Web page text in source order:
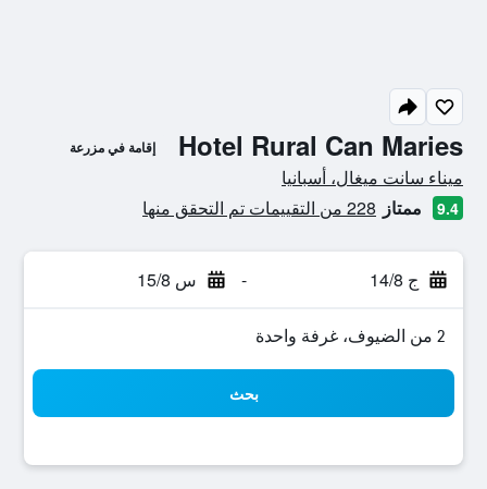
Hotel Rural Can Maries إقامة في مزرعة
تقييم فئة 0
ميناء سانت ميغال، أسبانيا
9.4 ممتاز 228 من التقييمات تم التحقق منها
ج 14/8 - س 15/8
2 من الضيوف، غرفة واحدة
بحث